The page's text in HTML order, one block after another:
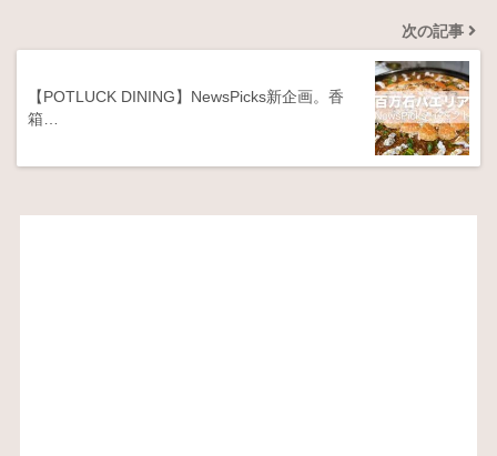
次の記事
【POTLUCK DINING】NewsPicks新企画。香
箱…